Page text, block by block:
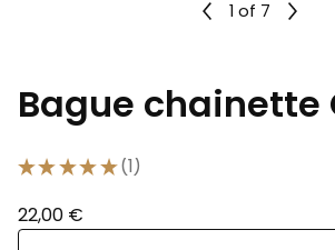
1 of 7
Bague chainette
★★ ★★ ★ 1
1
22,00 €